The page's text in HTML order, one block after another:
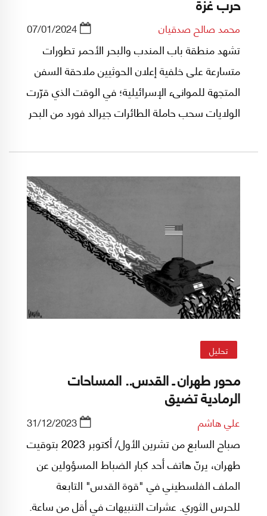
محمد صالح صدقيان 07/01/2024
تشهد منطقة باب المندب والبحر الأحمر تطورات
متسارعة علی خلفية إعلان الحوثيين ملاحقة السفن
المتجهة للموانیء الإسرائيلية؛ في الوقت الذي قرّرت
الولايات سحب حاملة الطائرات جيرالد فورد من البحر
"البرز" مضيق باب المندب متجهة نحو البحر الأحمر.
تحليل
محور طهران ـ القدس.. المساحات
الرمادية تضيق
علي هاشم 31/12/2023
صباح السابع من تشرين الأول/ أكتوبر 2023 بتوقيت
طهران، يرنّ هاتف أحد كبار الضباط المسؤولين عن
الملف الفلسطيني في "قوة القدس" التابعة
للحرس الثوري. عشرات التنبيهات في أقل من ساعة.